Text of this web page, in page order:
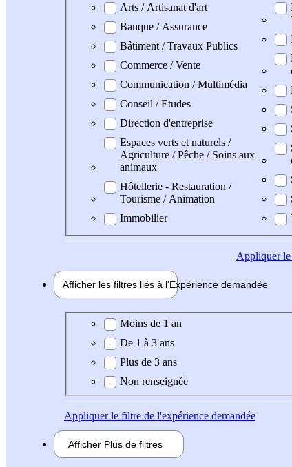
Arts / Artisanat d'art
Banque / Assurance
Bâtiment / Travaux Publics
Commerce / Vente
Communication / Multimédia
Conseil / Etudes
Direction d'entreprise
Espaces verts et naturels /
Agriculture / Pêche / Soins aux
animaux
Hôtellerie - Restauration /
Tourisme / Animation
Immobilier
Appliquerle
Afficher les filtres liés à l'Expérience demandée
Expérience demandée
Moins de 1 an
De 1 à 3 ans
Plus de 3 ans
Non renseignée
Appliquerle filtre de l'expérience demandée
Afficher Plus de filtres